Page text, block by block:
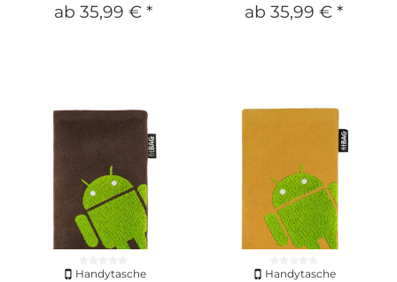
ab35,99 €* ab 35,99 € *
Handytasche Handytasche